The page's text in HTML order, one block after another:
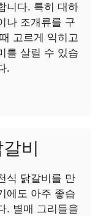
니다. 특히 대하
나 조개류를 구
고르게 익히고
를 살릴 수 있습
.
갈비
식 닭갈비를 만
에도 아주 좋습
. 별매 그리들을